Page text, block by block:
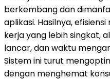
berkembang dan
aplikasi. Hasilnya,
kerja yang lebih singkat,
lancar, dan waktu
Sistem ini turut
dengan menghemat